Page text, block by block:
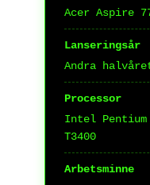
Acer Aspire
Lanseringsår
Andra
Processor
Intel Pentium
T3400
Arbetsminne